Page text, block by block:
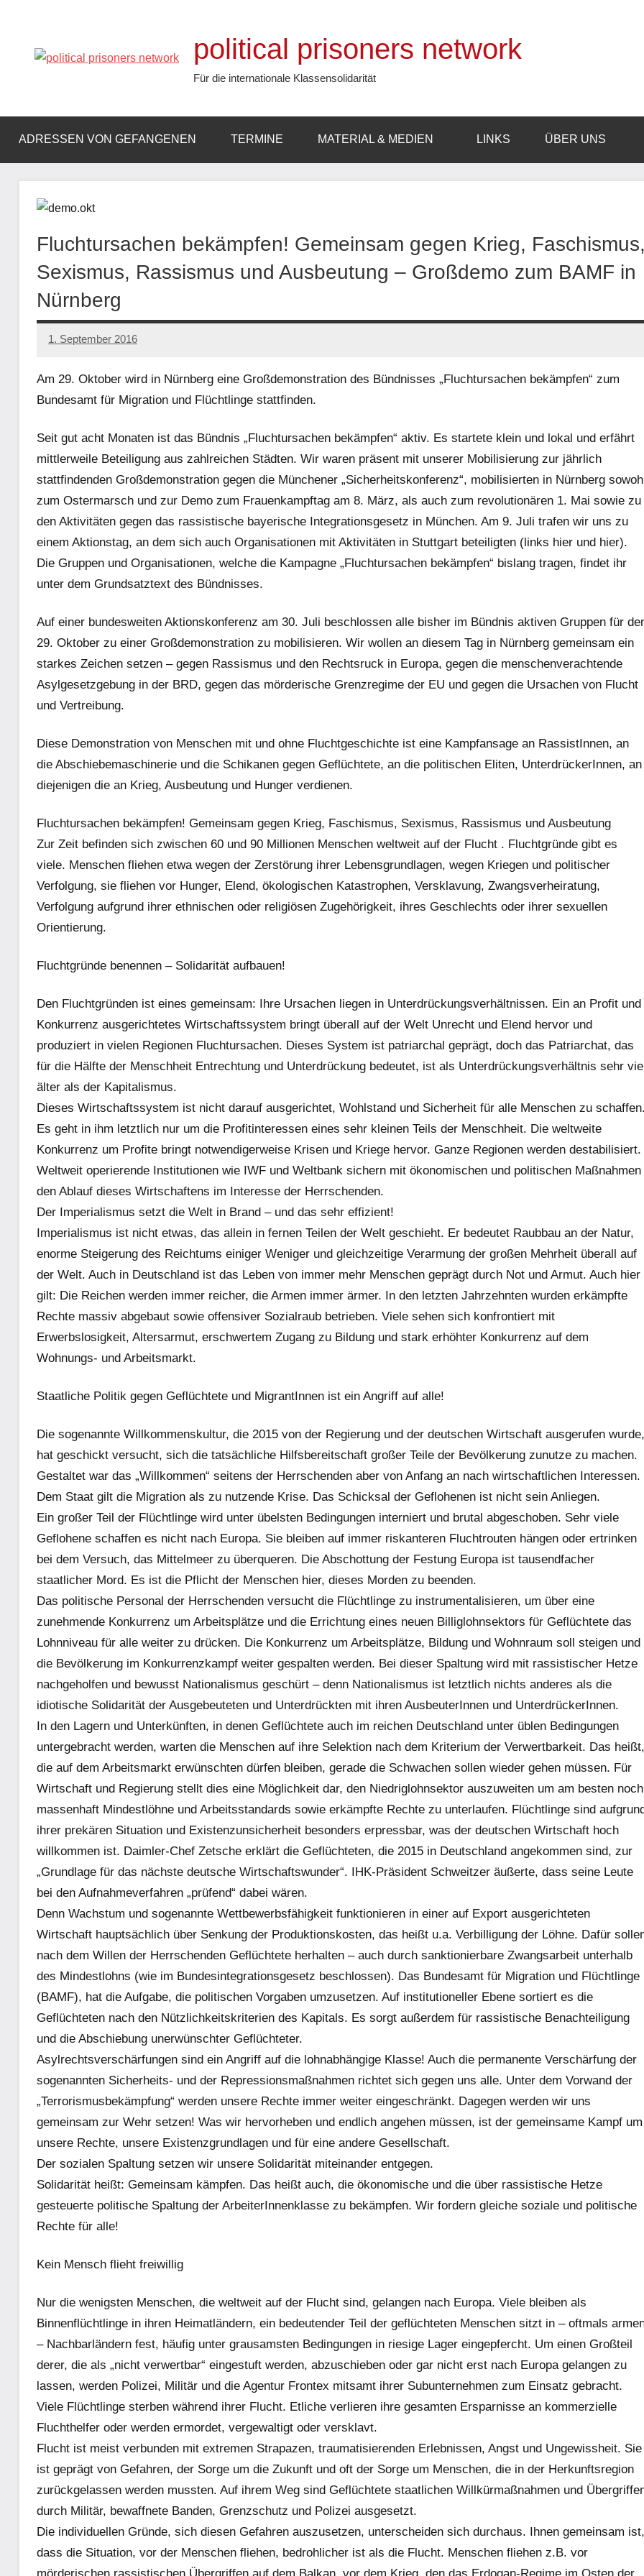
springen
political prisoners network
Für die internationale Klassensolidarität
ADRESSEN VON GEFANGENEN TERMINE MATERIAL & MEDIEN LINKS ÜBER UNS
Fluchtursachen bekämpfen! Gemeinsam gegen Krieg,
Sexismus, Rassismus und Ausbeutung – Großdemo zum BAMF in
Nürnberg
1. September 2016
admin
Am 29. Oktober wird in Nürnberg eine Großdemonstration des Bündnisses „Fluchtursachen bekämpfen“ zum
Bundesamt für Migration und Flüchtlinge stattfinden.
Seit gut acht Monaten ist das Bündnis „Fluchtursachen bekämpfen“ aktiv. Es startete klein und lokal und erfährt
mittlerweile Beteiligung aus zahlreichen Städten. Wir waren präsent mit unserer Mobilisierung zur jährlich
stattfindenden Großdemonstration gegen die Münchener „Sicherheitskonferenz“, mobilisierten in Nürnberg
zum Ostermarsch und zur Demo zum Frauenkampftag am 8. März, als auch zum revolutionären 1. Mai sowie zu
den Aktivitäten gegen das rassistische bayerische Integrationsgesetz in München. Am 9. Juli trafen wir uns zu
einem Aktionstag, an dem sich auch Organisationen mit Aktivitäten in Stuttgart beteiligten (links hier und hier).
Die Gruppen und Organisationen, welche die Kampagne „Fluchtursachen bekämpfen“ bislang tragen, findet ihr
unter dem Grundsatztext des Bündnisses.
Auf einer bundesweiten Aktionskonferenz am 30. Juli beschlossen alle bisher im Bündnis aktiven Gruppen für
29. Oktober zu einer Großdemonstration zu mobilisieren. Wir wollen an diesem Tag in Nürnberg gemeinsam ein
starkes Zeichen setzen – gegen Rassismus und den Rechtsruck in Europa, gegen die menschenverachtende
Asylgesetzgebung in der BRD, gegen das mörderische Grenzregime der EU und gegen die Ursachen von Flucht
und Vertreibung.
Diese Demonstration von Menschen mit und ohne Fluchtgeschichte ist eine Kampfansage an RassistInnen, an
die Abschiebemaschinerie und die Schikanen gegen Geflüchtete, an die politischen Eliten, UnterdrückerInnen, an
diejenigen die an Krieg, Ausbeutung und Hunger verdienen.
Fluchtursachen bekämpfen! Gemeinsam gegen Krieg, Faschismus, Sexismus, Rassismus und Ausbeutung
Zur Zeit befinden sich zwischen 60 und 90 Millionen Menschen weltweit auf der Flucht . Fluchtgründe gibt es
viele. Menschen fliehen etwa wegen der Zerstörung ihrer Lebensgrundlagen, wegen Kriegen und politischer
Verfolgung, sie fliehen vor Hunger, Elend, ökologischen Katastrophen, Versklavung, Zwangsverheiratung,
Verfolgung aufgrund ihrer ethnischen oder religiösen Zugehörigkeit, ihres Geschlechts oder ihrer sexuellen
Orientierung.
Fluchtgründe benennen – Solidarität aufbauen!
Den Fluchtgründen ist eines gemeinsam: Ihre Ursachen liegen in Unterdrückungsverhältnissen. Ein an Profit und
Konkurrenz ausgerichtetes Wirtschaftssystem bringt überall auf der Welt Unrecht und Elend hervor und
produziert in vielen Regionen Fluchtursachen. Dieses System ist patriarchal geprägt, doch das Patriarchat, das
für die Hälfte der Menschheit Entrechtung und Unterdrückung bedeutet, ist als Unterdrückungsverhältnis sehr
älter als der Kapitalismus.
Dieses Wirtschaftssystem ist nicht darauf ausgerichtet, Wohlstand und Sicherheit für alle Menschen zu
Es geht in ihm letztlich nur um die Profitinteressen eines sehr kleinen Teils der Menschheit. Die weltweite
Konkurrenz um Profite bringt notwendigerweise Krisen und Kriege hervor. Ganze Regionen werden destabilisiert.
Weltweit operierende Institutionen wie IWF und Weltbank sichern mit ökonomischen und politischen Maßnahmen
den Ablauf dieses Wirtschaftens im Interesse der Herrschenden.
Der Imperialismus setzt die Welt in Brand – und das sehr effizient!
Imperialismus ist nicht etwas, das allein in fernen Teilen der Welt geschieht. Er bedeutet Raubbau an der Natur,
enorme Steigerung des Reichtums einiger Weniger und gleichzeitige Verarmung der großen Mehrheit überall auf
der Welt. Auch in Deutschland ist das Leben von immer mehr Menschen geprägt durch Not und Armut. Auch hier
gilt: Die Reichen werden immer reicher, die Armen immer ärmer. In den letzten Jahrzehnten wurden erkämpfte
Rechte massiv abgebaut sowie offensiver Sozialraub betrieben. Viele sehen sich konfrontiert mit
Erwerbslosigkeit, Altersarmut, erschwertem Zugang zu Bildung und stark erhöhter Konkurrenz auf dem
Wohnungs- und Arbeitsmarkt.
Staatliche Politik gegen Geflüchtete und MigrantInnen ist ein Angriff auf alle!
Die sogenannte Willkommenskultur, die 2015 von der Regierung und der deutschen Wirtschaft ausgerufen wurde,
hat geschickt versucht, sich die tatsächliche Hilfsbereitschaft großer Teile der Bevölkerung zunutze zu machen.
Gestaltet war das „Willkommen“ seitens der Herrschenden aber von Anfang an nach wirtschaftlichen Interessen.
Dem Staat gilt die Migration als zu nutzende Krise. Das Schicksal der Geflohenen ist nicht sein Anliegen.
Ein großer Teil der Flüchtlinge wird unter übelsten Bedingungen interniert und brutal abgeschoben. Sehr viele
Geflohene schaffen es nicht nach Europa. Sie bleiben auf immer riskanteren Fluchtrouten hängen oder ertrinken
bei dem Versuch, das Mittelmeer zu überqueren. Die Abschottung der Festung Europa ist tausendfacher
staatlicher Mord. Es ist die Pflicht der Menschen hier, dieses Morden zu beenden.
Das politische Personal der Herrschenden versucht die Flüchtlinge zu instrumentalisieren, um über eine
zunehmende Konkurrenz um Arbeitsplätze und die Errichtung eines neuen Billiglohnsektors für Geflüchtete das
Lohnniveau für alle weiter zu drücken. Die Konkurrenz um Arbeitsplätze, Bildung und Wohnraum soll steigen und
die Bevölkerung im Konkurrenzkampf weiter gespalten werden. Bei dieser Spaltung wird mit rassistischer Hetze
nachgeholfen und bewusst Nationalismus geschürt – denn Nationalismus ist letztlich nichts anderes als die
idiotische Solidarität der Ausgebeuteten und Unterdrückten mit ihren AusbeuterInnen und UnterdrückerInnen.
In den Lagern und Unterkünften, in denen Geflüchtete auch im reichen Deutschland unter üblen Bedingungen
untergebracht werden, warten die Menschen auf ihre Selektion nach dem Kriterium der Verwertbarkeit. Das heißt,
die auf dem Arbeitsmarkt erwünschten dürfen bleiben, gerade die Schwachen sollen wieder gehen müssen. Für
Wirtschaft und Regierung stellt dies eine Möglichkeit dar, den Niedriglohnsektor auszuweiten um am besten noch
massenhaft Mindestlöhne und Arbeitsstandards sowie erkämpfte Rechte zu unterlaufen. Flüchtlinge sind
ihrer prekären Situation und Existenzunsicherheit besonders erpressbar, was der deutschen Wirtschaft hoch
willkommen ist. Daimler-Chef Zetsche erklärt die Geflüchteten, die 2015 in Deutschland angekommen sind, zur
„Grundlage für das nächste deutsche Wirtschaftswunder“. IHK-Präsident Schweitzer äußerte, dass seine Leute
bei den Aufnahmeverfahren „prüfend“ dabei wären.
Denn Wachstum und sogenannte Wettbewerbsfähigkeit funktionieren in einer auf Export ausgerichteten
Wirtschaft hauptsächlich über Senkung der Produktionskosten, das heißt u.a. Verbilligung der Löhne. Dafür
nach dem Willen der Herrschenden Geflüchtete herhalten – auch durch sanktionierbare Zwangsarbeit unterhalb
des Mindestlohns (wie im Bundesintegrationsgesetz beschlossen). Das Bundesamt für Migration und Flüchtlinge
(BAMF), hat die Aufgabe, die politischen Vorgaben umzusetzen. Auf institutioneller Ebene sortiert es die
Geflüchteten nach den Nützlichkeitskriterien des Kapitals. Es sorgt außerdem für rassistische Benachteiligung
und die Abschiebung unerwünschter Geflüchteter.
Asylrechtsverschärfungen sind ein Angriff auf die lohnabhängige Klasse! Auch die permanente Verschärfung der
sogenannten Sicherheits- und der Repressionsmaßnahmen richtet sich gegen uns alle. Unter dem Vorwand der
„Terrorismusbekämpfung“ werden unsere Rechte immer weiter eingeschränkt. Dagegen werden wir uns
gemeinsam zur Wehr setzen! Was wir hervorheben und endlich angehen müssen, ist der gemeinsame Kampf um
unsere Rechte, unsere Existenzgrundlagen und für eine andere Gesellschaft.
Der sozialen Spaltung setzen wir unsere Solidarität miteinander entgegen.
Solidarität heißt: Gemeinsam kämpfen. Das heißt auch, die ökonomische und die über rassistische Hetze
gesteuerte politische Spaltung der ArbeiterInnenklasse zu bekämpfen. Wir fordern gleiche soziale und politische
Rechte für alle!
Kein Mensch flieht freiwillig
Nur die wenigsten Menschen, die weltweit auf der Flucht sind, gelangen nach Europa. Viele bleiben als
Binnenflüchtlinge in ihren Heimatländern, ein bedeutender Teil der geflüchteten Menschen sitzt in – oftmals
– Nachbarländern fest, häufig unter grausamsten Bedingungen in riesige Lager eingepfercht. Um einen Großteil
derer, die als „nicht verwertbar“ eingestuft werden, abzuschieben oder gar nicht erst nach Europa gelangen zu
lassen, werden Polizei, Militär und die Agentur Frontex mitsamt ihrer Subunternehmen zum Einsatz gebracht.
Viele Flüchtlinge sterben während ihrer Flucht. Etliche verlieren ihre gesamten Ersparnisse an kommerzielle
Fluchthelfer oder werden ermordet, vergewaltigt oder versklavt.
Flucht ist meist verbunden mit extremen Strapazen, traumatisierenden Erlebnissen, Angst und Ungewissheit. Sie
ist geprägt von Gefahren, der Sorge um die Zukunft und oft der Sorge um Menschen, die in der Herkunftsregion
zurückgelassen werden mussten. Auf ihrem Weg sind Geflüchtete staatlichen Willkürmaßnahmen und
durch Militär, bewaffnete Banden, Grenzschutz und Polizei ausgesetzt.
Die individuellen Gründe, sich diesen Gefahren auszusetzen, unterscheiden sich durchaus. Ihnen gemeinsam ist,
dass die Situation, vor der Menschen fliehen, bedrohlicher ist als die Flucht. Menschen fliehen z.B. vor